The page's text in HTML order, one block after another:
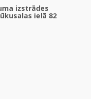
izstrādes
ielā 82